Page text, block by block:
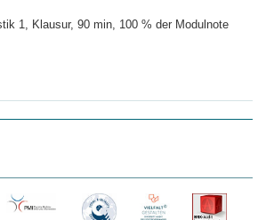
1, Klausur, 90 min, 100 % der Modulnote